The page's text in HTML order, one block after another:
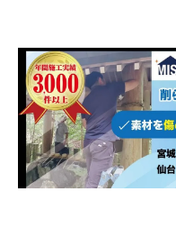
生む水滴の正体
空調方式別に見
ージ／セントラ
外気取り入れと
い」環境のリスク